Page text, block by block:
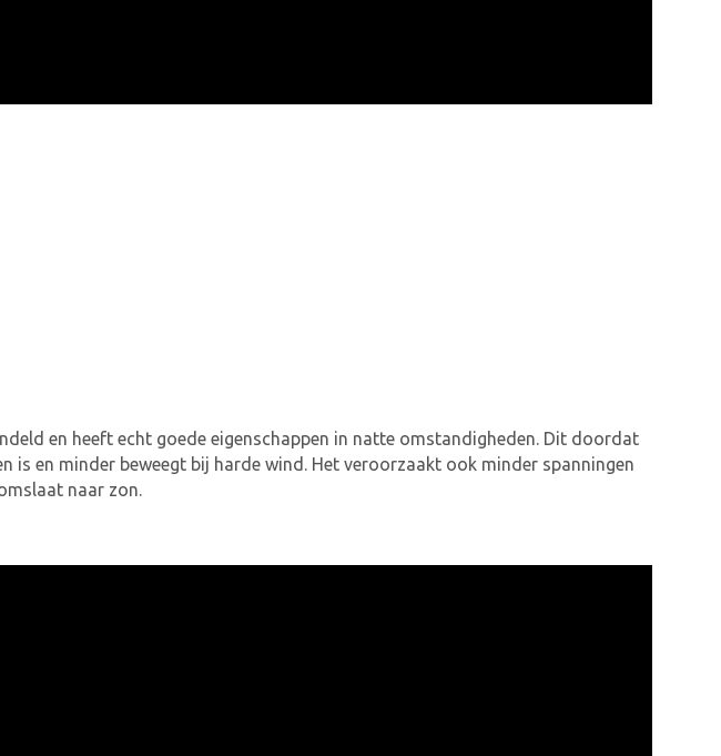
en heeft echt goede eigenschappen in natte omstandigheden. Dit doordat
en minder beweegt bij harde wind. Het veroorzaakt ook minder spanningen
naar zon.